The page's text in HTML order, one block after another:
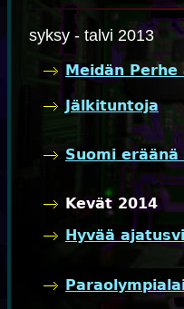
syksy - talvi 2013
Meidän
Jälkituntoja
Suomi
Kevät 2014
Hyvää